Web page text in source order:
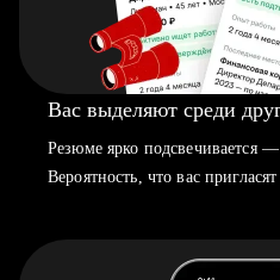
Вас выделяют среди
Резюме ярко подсвечивается
Вероятность, что вас